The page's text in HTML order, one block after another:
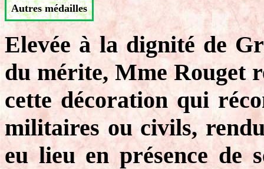
Autres médailles
Elevée à la dignité de
du mérite, Mme Rouget
cette décoration qui
militaires ou civils,
eu lieu en présence de